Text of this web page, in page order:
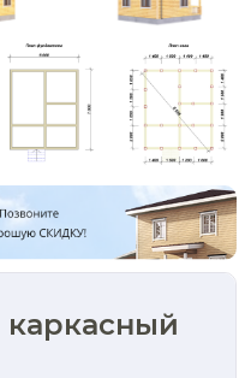
каркасный